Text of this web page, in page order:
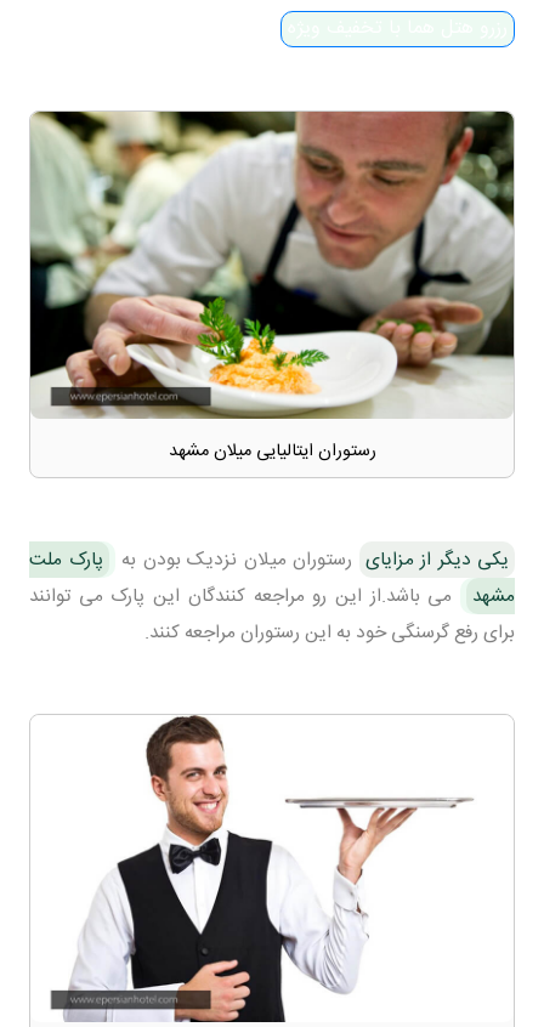
رستوران ایتالیایی میلان مشهد
یکی دیگر از مزایای رستوران میلان نزدیک بودن به
پارک ملت
مشهد
می باشد.از این رو مراجعه کنندگان این پارک می توانند
برای رفع گرسنگی خود به این رستوران مراجعه کنند.